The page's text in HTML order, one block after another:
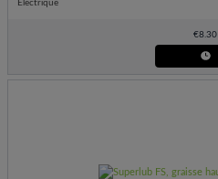
Électrique
€8.30